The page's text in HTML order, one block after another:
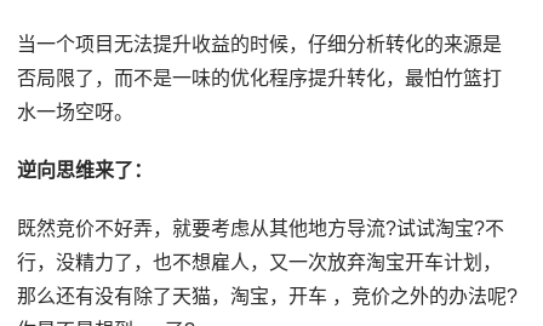
当一个项目无法提升收益的时候，仔细分析转化的来源是
否局限了，而不是一味的优化程序提升转化，最怕竹篮打
水一场空呀。
逆向思维来了：
既然竞价不好弄，就要考虑从其他地方导流?试试淘宝?不
行，没精力了，也不想雇人，又一次放弃淘宝开车计划，
那么还有没有除了天猫，淘宝，开车 ，竞价之外的办法呢?